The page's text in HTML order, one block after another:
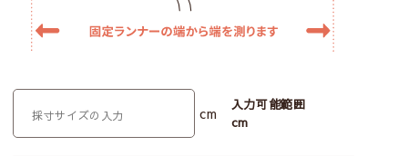
cm
入力可能範囲
cm